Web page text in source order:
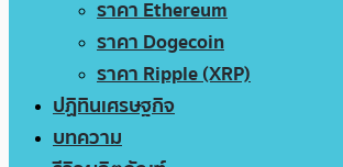
ราคา Ethereum
ราคา Dogecoin
ราคา Ripple (XRP)
ปฏิทินเศรษฐกิจ
บทความ